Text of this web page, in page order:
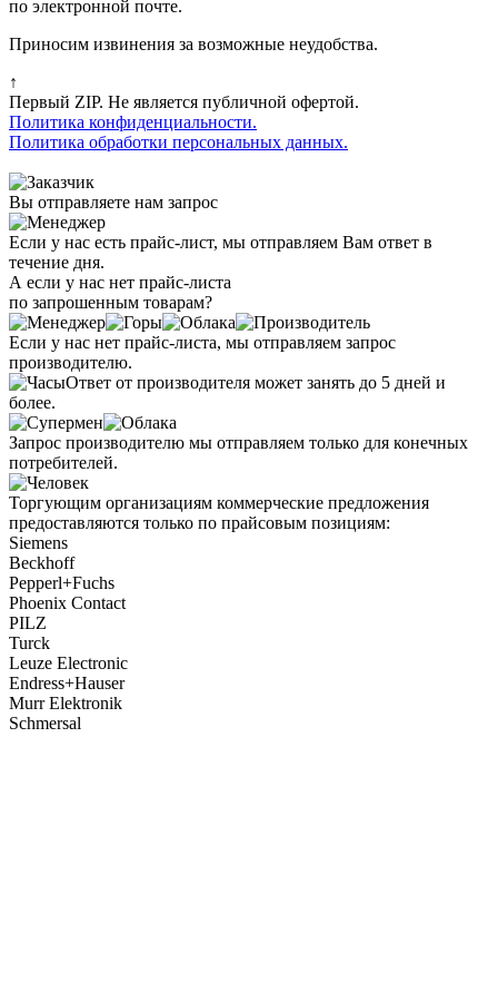
по электронной почте.
Приносим извинения за возможные неудобства.
↑
Первый ZIP. Не является публичной офертой.
Политика конфиденциальности.
Политика обработки персональных данных.
Вы отправляете нам запрос
Если у нас есть прайс-лист, мы отправляем Вам ответ в
течение дня.
А если у нас нет прайс-листа
по запрошенным товарам?
Если у нас нет прайс-листа, мы отправляем запрос
производителю.
Ответ от производителя может занять до 5 дней и
более.
Запрос производителю мы отправляем только для конечных
потребителей.
Торгующим организациям коммерческие предложения
предоставляются только по прайсовым позициям:
Siemens
Beckhoff
Pepperl+Fuchs
Phoenix Contact
PILZ
Turck
Leuze Electronic
Endress+Hauser
Murr Elektronik
Schmersal